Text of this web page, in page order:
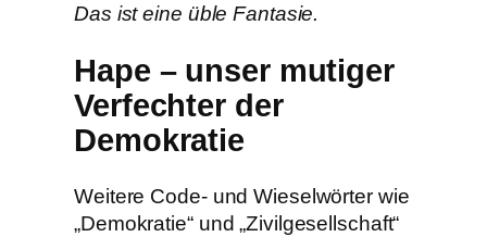
Das ist eine üble Fantasie.
Hape – unser mutiger
Verfechter der
Demokratie
Weitere Code- und Wieselwörter wie
„Demokratie“ und „Zivilgesellschaft“